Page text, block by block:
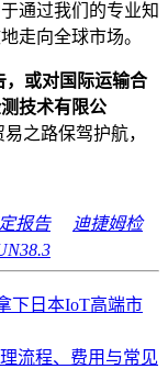
通过我们的专业知
走向全球市场。
，或对国际运输合
技术有限公
之路保驾护航，
报告
迪捷姆检
下日本IoT高端市
流程、费用与常见